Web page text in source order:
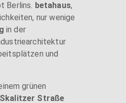
Berlins. betahaus,
nur wenige
in der
und
grünen
Straße